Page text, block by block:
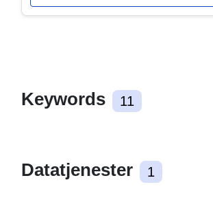
Keywords 11
Datatjenester 1